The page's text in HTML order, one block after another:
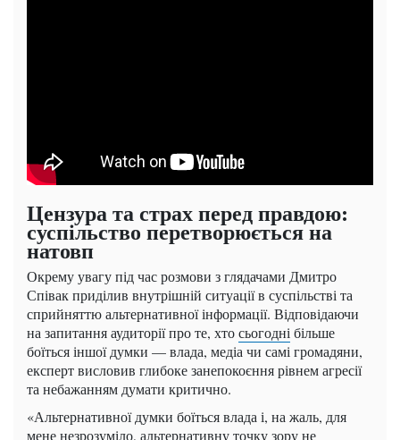
Цензура та страх перед правдою:
суспільство перетворюється на
натовп
Окрему увагу під час розмови з глядачами Дмитро
Співак приділив внутрішній ситуації в суспільстві та
сприйняттю альтернативної інформації. Відповідаючи
на запитання аудиторії про те, хтосьогодні більше
боїться іншої думки — влада, медіа чи самі громадяни,
експерт висловив глибоке занепокоєння рівнем агресії
та небажанням думати критично.
«Альтернативної думки боїться влада і, на жаль, для
мене незрозуміло, альтернативну точку зору не